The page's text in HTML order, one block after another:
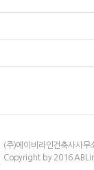
(주)에이비라인건축사사무
Copyright by 2016